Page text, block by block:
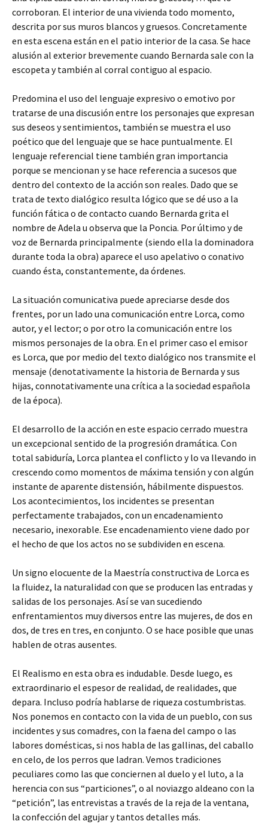
corroboran. El interior de una vivienda todo momento,
descrita por sus muros blancos y gruesos. Concretamente
en esta escena están en el patio interior de la casa. Se hace
alusión al exterior brevemente cuando Bernarda sale con la
escopeta y también al corral contiguo al espacio.
Predomina el uso del lenguaje expresivo o emotivo por
tratarse de una discusión entre los personajes que expresan
sus deseos y sentimientos, también se muestra el uso
poético que del lenguaje que se hace puntualmente. El
lenguaje referencial tiene también gran importancia
porque se mencionan y se hace referencia a sucesos que
dentro del contexto de la acción son reales. Dado que se
trata de texto dialógico resulta lógico que se dé uso a la
función fática o de contacto cuando Bernarda grita el
nombre de Adela u observa que la Poncia. Por último y de
voz de Bernarda principalmente (siendo ella la dominadora
durante toda la obra) aparece el uso apelativo o conativo
cuando ésta, constantemente, da órdenes.
La situación comunicativa puede apreciarse desde dos
frentes, por un lado una comunicación entre Lorca, como
autor, y el lector; o por otro la comunicación entre los
mismos personajes de la obra. En el primer caso el emisor
es Lorca, que por medio del texto dialógico nos transmite el
mensaje (denotativamente la historia de Bernarda y sus
hijas, connotativamente una crítica a la sociedad española
de la época).
El desarrollo de la acción en este espacio cerrado muestra
un excepcional sentido de la progresión dramática. Con
total sabiduría, Lorca plantea el conflicto y lo va llevando in
crescendo como momentos de máxima tensión y con algún
instante de aparente distensión, hábilmente dispuestos.
Los acontecimientos, los incidentes se presentan
perfectamente trabajados, con un encadenamiento
necesario, inexorable. Ese encadenamiento viene dado por
el hecho de que los actos no se subdividen en escena.
Un signo elocuente de la Maestría constructiva de Lorca es
la fluidez, la naturalidad con que se producen las entradas y
salidas de los personajes. Así se van sucediendo
enfrentamientos muy diversos entre las mujeres, de dos en
dos, de tres en tres, en conjunto. O se hace posible que unas
hablen de otras ausentes.
El Realismo en esta obra es indudable. Desde luego, es
extraordinario el espesor de realidad, de realidades, que
depara. Incluso podría hablarse de riqueza costumbristas.
Nos ponemos en contacto con la vida de un pueblo, con sus
incidentes y sus comadres, con la faena del campo o las
labores domésticas, si nos habla de las gallinas, del caballo
en celo, de los perros que ladran. Vemos tradiciones
peculiares como las que conciernen al duelo y el luto, a la
herencia con sus “particiones”, o al noviazgo aldeano con la
“petición”, las entrevistas a través de la reja de la ventana,
la confección del agujar y tantos detalles más.